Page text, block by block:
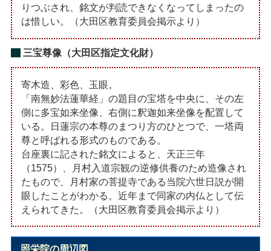
りつぶされ、銘文が判読できなくなってしまったの
は惜しい。（大田区教育委員会掲示より）
三宝尊像（大田区指定文化財）
寄木造、彩色、玉眼。
「南無妙法蓮華経」の題目の宝塔を中央に、その左
側に多宝如来坐像、右側に釈迦如来坐像を配置して
いる。日蓮宗の本尊のまつり方のひとつで、一塔両
尊と呼ばれる形式のものである。
台座裏に記された銘文によると、天正三年
（1575）、月村入道宗観の逆修供養のため造像され
たもので、月村家の菩提寺である当院六世日説が開
眼したことがわかる。近年まで同家の内仏として伝
えられてきた。（大田区教育委員会掲示より）
照栄院の周辺図